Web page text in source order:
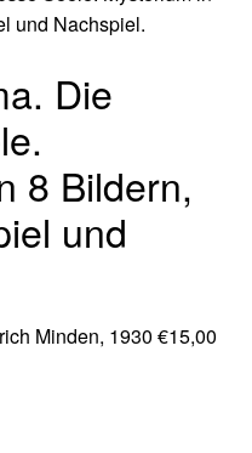
Die
8 Bildern,
und
Minden, 1930 €15,00